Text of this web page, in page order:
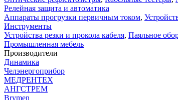
Релейная защита и автоматика
Аппараты прогрузки первичным током,
Инструменты
Устройства резки и прокола кабеля, Паяльное
Промышленная мебель
Производители
Динамика
Челэнергоприбор
МЕДРЕНТЕХ
АНГСТРЕМ
Brymen